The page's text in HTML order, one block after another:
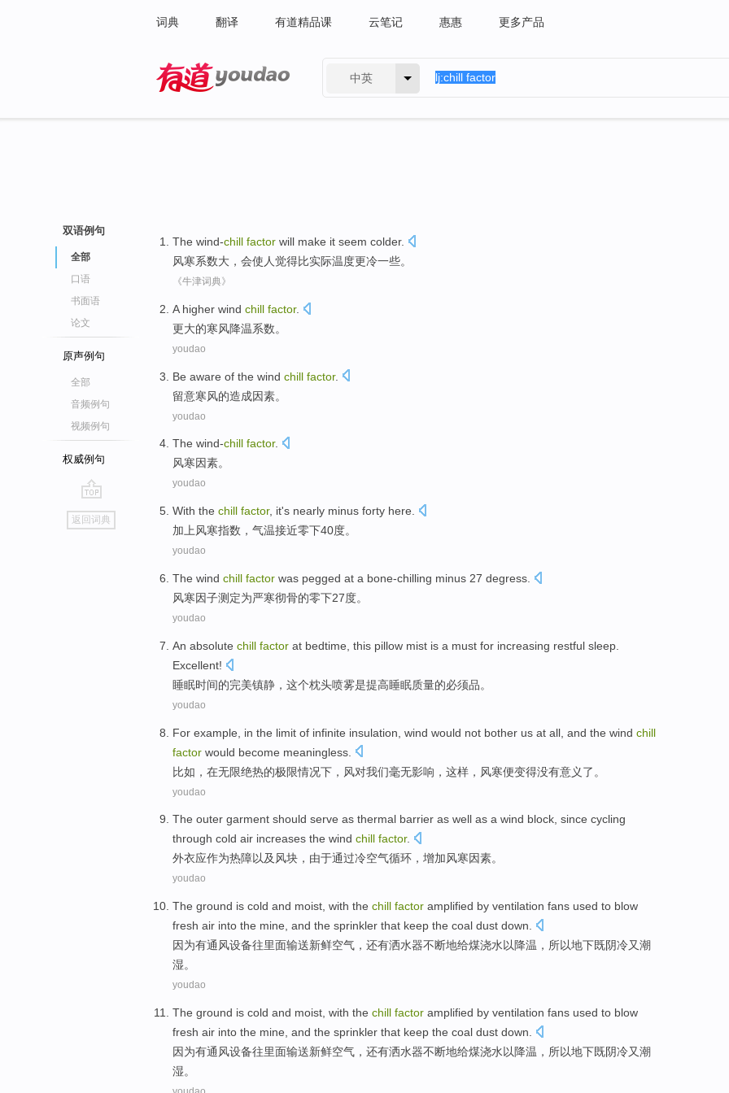
词典 翻译 有道精品课 云笔记 惠惠 更多产品
中英
双语例句
全部
口语
书面语
论文
原声例句
全部
音频例句
视频例句
权威例句
go
top
返回词典
The wind-chill factor will make it seem colder.
风寒系数大， 会使 人觉得比实际温度更冷一些。
《牛津词典》
A higher wind chill factor.
更大的寒风降温系数。
youdao
Be aware of the wind chill factor.
留意寒风的造成因素。
youdao
The wind-chill factor.
风寒因素。
youdao
With the chill factor, it's nearly minus forty here.
加上 风寒指数， 气温接近零下40度。
youdao
The wind chill factor was pegged at a bone-chilling minus 27 degress.
风寒因子测定为严寒彻骨的零下27度。
youdao
An absolute chill factor at bedtime this pillow mist is a must for increasing restful sleep
Excellent!
睡眠时间的完美镇静 ， 这个枕头喷雾是提高睡眠质量的必须品。
youdao
For example in the limit of infinite insulation wind would not bother us at all, and the wind chill
factor would become meaningless
比如 ， 在无限绝热的极限情况下， 风对我们毫无影响 ，这样， 风寒便变得没有意义了。
youdao
The outer garment should serve as thermal barrier as well as a wind block, since cycling
through cold air increases the wind chill factor.
外衣应作为热障以及风块 ， 由于通过冷空气循环 ， 增加风寒因素。
youdao
The ground is cold and moist , with the chill factor amplified by ventilation fans used to blow
fresh air into the mine, and the sprinkler that keep the coal dust down.
因为有通风设备往里面输送新鲜空气 ，还有洒水器不断地给煤浇水以降温，所以地下既阴冷又潮
湿。
youdao
The ground is cold and moist , with the chill factor amplified by ventilation fans used to blow
fresh air into the mine, and the sprinkler that keep the coal dust down.
因为有通风设备往里面输送新鲜空气 ，还有洒水器不断地给煤浇水以降温，所以地下既阴冷又潮
湿。